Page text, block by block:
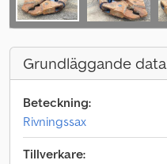
Grundläggande data
Beteckning:
Rivningssax
Tillverkare: